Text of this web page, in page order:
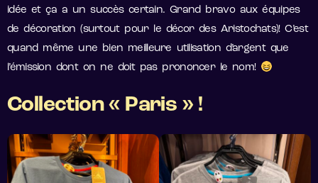
idée et ça a un succès certain. Grand bravo aux équipes
de décoration (surtout pour le décor des Aristochats)! C’est
quand même une bien meilleure utilisation d’argent que
l’émission dont on ne doit pas prononcer le nom!
Collection « Paris » !